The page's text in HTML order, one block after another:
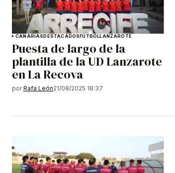
CANARIASDESTACADOSFÚTBOLLANZAROTE
Puesta de largo de la
plantilla de la UD Lanzarote
en La Recova
por Rafa León21/08/2025 18:37